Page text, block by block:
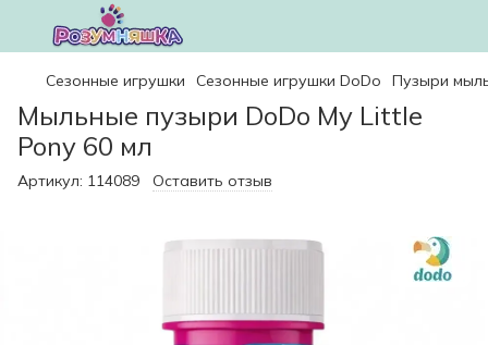
Сезонные игрушки Сезонные игрушки DoDo Пузыри
Мыльные пузыри DoDo My Little
Pony 60 мл
Артикул: 114089 Оставить отзыв